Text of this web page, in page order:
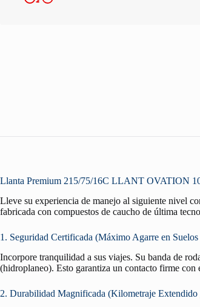
Llanta Premium 215/75/16C LLANT OVATION
Lleve su experiencia de manejo al siguiente nivel
fabricada con compuestos de caucho de última
1. Seguridad Certificada (Máximo Agarre en
Incorpore tranquilidad a sus viajes. Su banda de
(hidroplaneo). Esto garantiza un contacto firme con
2. Durabilidad Magnificada (Kilometraje